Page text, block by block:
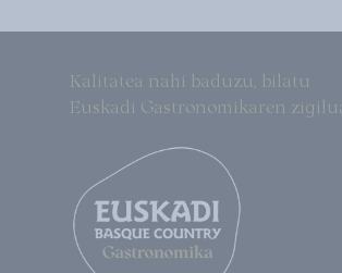
Kalitatea nahi baduzu, bilatu
Euskadi Gastronomikaren